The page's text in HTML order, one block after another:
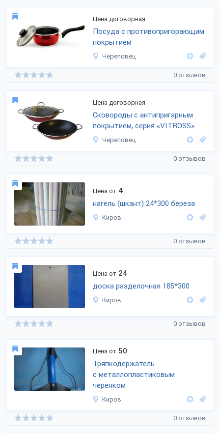
Цена договорная
Посуда с противопригорающим
покрытием
Череповец
0 отзывов
Цена договорная
Сковороды с антипригарным
покрытием, серия «VITROSS»
Череповец
0 отзывов
Цена от 4
нагель (шкант) 24*300 береза
Киров
0 отзывов
Цена от 24
доска разделочная 185*300
Киров
0 отзывов
Цена от 50
Тряпкодержатель
с металлопластиковым
черенком
Киров
0 отзывов